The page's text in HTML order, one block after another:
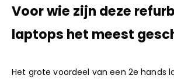
Voor wie zijn deze
laptops het meest
Het grote voordeel van een 2e hands